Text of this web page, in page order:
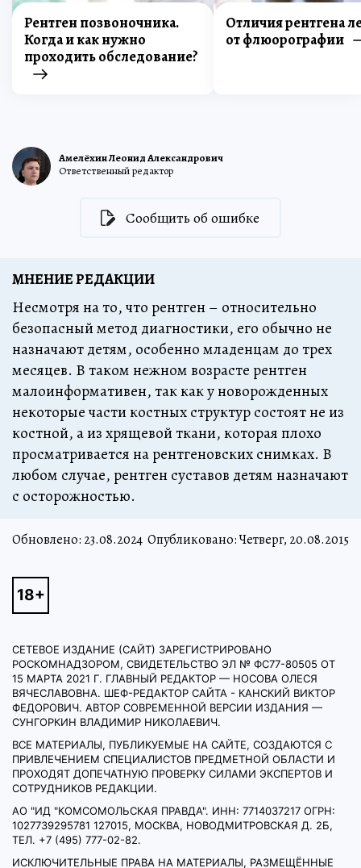
Рентген позвоночника.
Когда и как нужно
проходить обследование?
Отличия рентгена
от флюорографии
Амелёхин Леонид Александрович
Ответственный редактор
Сообщить об ошибке
МНЕНИЕ РЕДАКЦИИ
Несмотря на то, что рентген – относительно
безопасный метод диагностики, его обычно не
назначают детям, особенно младенцам до трех
месяцев. В таком нежном возрасте рентген
малоинформативен, так как у новорожденных
некоторые части костных структур состоят не из
костной, а из хрящевой ткани, которая плохо
просматривается на рентгеновских снимках. В
любом случае, рентген суставов детям назначают
с осторожностью.
Обновлено: 23.08.2024 Опубликовано: Четверг, 20.08.2015
СЕТЕВОЕ ИЗДАНИЕ (САЙТ) ЗАРЕГИСТРИРОВАНО
РОСКОМНАДЗОРОМ, СВИДЕТЕЛЬСТВО ЭЛ № ФС77-80505 ОТ
15 МАРТА 2021 Г. ГЛАВНЫЙ РЕДАКТОР — НОСОВА ОЛЕСЯ
ВЯЧЕСЛАВОВНА. ШЕФ-РЕДАКТОР САЙТА - КАНСКИЙ ВИКТОР
ФЕДОРОВИЧ. АВТОР СОВРЕМЕННОЙ ВЕРСИИ ИЗДАНИЯ —
СУНГОРКИН ВЛАДИМИР НИКОЛАЕВИЧ.
ВСЕ МАТЕРИАЛЫ, ПУБЛИКУЕМЫЕ НА САЙТЕ, СОЗДАЮТСЯ С
ПРИВЛЕЧЕНИЕМ СПЕЦИАЛИСТОВ ПРЕДМЕТНОЙ ОБЛАСТИ И
ПРОХОДЯТ ДОПЕЧАТНУЮ ПРОВЕРКУ СИЛАМИ ЭКСПЕРТОВ И
СОТРУДНИКОВ РЕДАКЦИИ.
АО "ИД "КОМСОМОЛЬСКАЯ ПРАВДА". ИНН: 7714037217 ОГРН:
1027739295781 127015, МОСКВА, НОВОДМИТРОВСКАЯ Д. 2Б,
ТЕЛ. +7 (495) 777-02-82.
ИСКЛЮЧИТЕЛЬНЫЕ ПРАВА НА МАТЕРИАЛЫ, РАЗМЕЩЁННЫЕ